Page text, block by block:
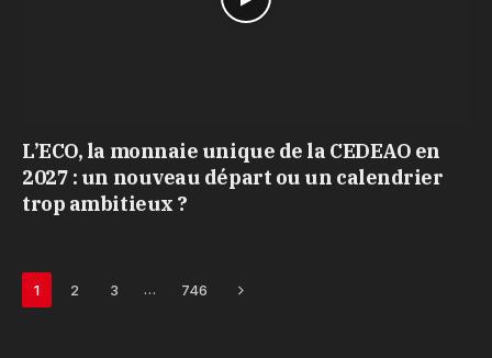
L’ECO, la monnaie unique de la CEDEAO en
2027 : un nouveau départ ou un calendrier
trop ambitieux ?
1 2 3 … 746 Next